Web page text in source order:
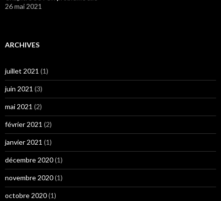
26 mai 2021
ARCHIVES
juillet 2021 (1)
juin 2021 (3)
mai 2021 (2)
février 2021 (2)
janvier 2021 (1)
décembre 2020(1)
novembre 2020(1)
octobre 2020(1)